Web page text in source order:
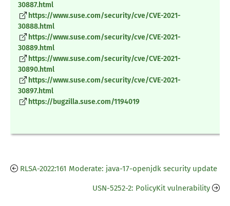
30887.html
https://www.suse.com/security/cve/CVE-2021-
30888.html
https://www.suse.com/security/cve/CVE-2021-
30889.html
https://www.suse.com/security/cve/CVE-2021-
30890.html
https://www.suse.com/security/cve/CVE-2021-
30897.html
https://bugzilla.suse.com/1194019
RLSA-2022:161 Moderate: java-17-openjdk security update
USN-5252-2: PolicyKit vulnerability